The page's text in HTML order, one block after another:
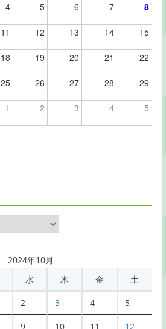
4 5 6 7 8
11 12 13 14 15
18 19 20 21 22
25 26 27 28 29
1 2 3 4 5
2024年10月
水 木 金 土
2 3 4 5
9 10 11 12